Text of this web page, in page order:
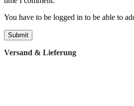
You have to be logged in to be able to
Versand & Lieferung